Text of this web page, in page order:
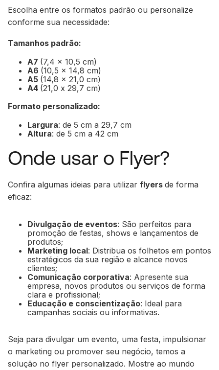
Escolha entre os formatos padrão ou personalize
conforme sua necessidade:
Tamanhos padrão:
A7 (7,4 x 10,5 cm)
A6 (10,5 x 14,8 cm)
A5 (14,8 x 21,0 cm)
A4 (21,0 x 29,7 cm)
Formato personalizado:
Largura: de 5 cm a 29,7 cm
Altura: de 5 cm a 42 cm
Onde usar o Flyer?
Confira algumas ideias para utilizar flyers de forma
eficaz:
Divulgação de eventos: São perfeitos para
promoção de festas, shows e lançamentos de
produtos;
Marketing local: Distribua os folhetos em pontos
estratégicos da sua região e alcance novos
clientes;
Comunicação corporativa: Apresente sua
empresa, novos produtos ou serviços de forma
clara e profissional;
Educação e conscientização: Ideal para
campanhas sociais ou informativas.
Seja para divulgar um evento, uma festa, impulsionar
o marketing ou promover seu negócio, temos a
solução no flyer personalizado. Mostre ao mundo